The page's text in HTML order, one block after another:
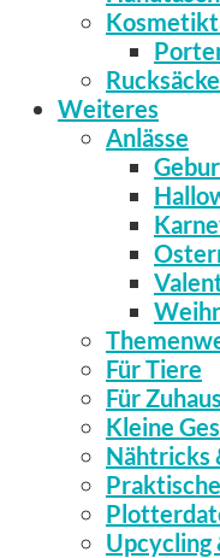
Rucksäcke
Weiteres
Anlässe
Für Tiere
Für
Kleine
Nähtricks
Upcycling